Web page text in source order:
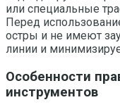
или специальные
Перед
остры и не имеют
линии и
Особенности
инструментов